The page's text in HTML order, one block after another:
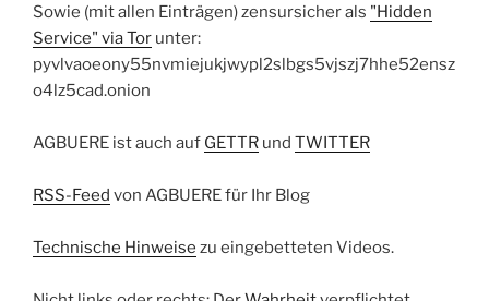
Sowie (mit allen Einträgen) zensursicher als "Hidden
Service" via Tor unter:
pyvlvaoeony55nvmiejukjwypl2slbgs5vjszj7hhe52ensz
o4lz5cad.onion
AGBUERE ist auch auf GETTR und TWITTER
RSS-Feed von AGBUERE für Ihr Blog
Technische Hinweise zu eingebetteten Videos.